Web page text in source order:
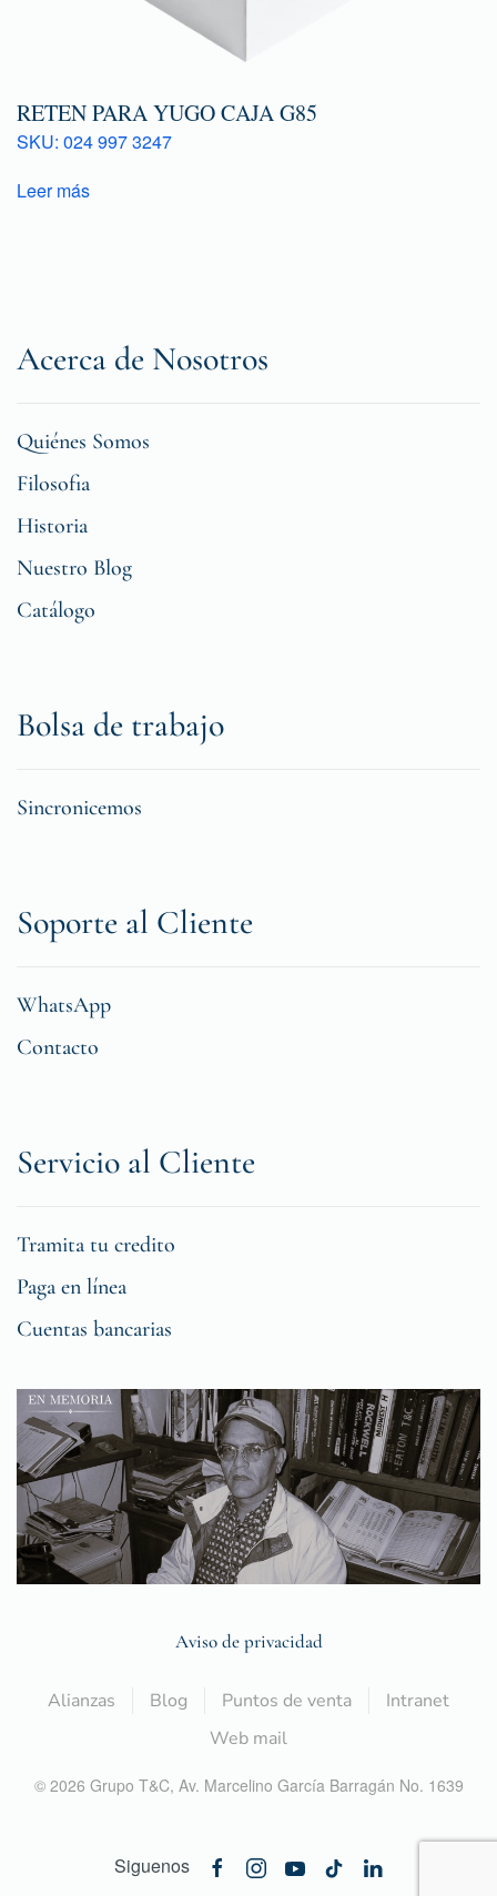
RETEN PARA YUGO CAJA G85
SKU: 024 997 3247
Leer más
Acerca de Nosotros
Quiénes Somos
Filosofia
Historia
Nuestro Blog
Catálogo
Bolsa de trabajo
Sincronicemos
Soporte al Cliente
WhatsApp
Contacto
Servicio al Cliente
Tramita tu credito
Paga en línea
Cuentas bancarias
Aviso de privacidad
Alianzas Blog Puntos de venta
Intranet
Web mail
© 2026 Grupo T&C, Av. Marcelino García Barragán No. 1639
Siguenos